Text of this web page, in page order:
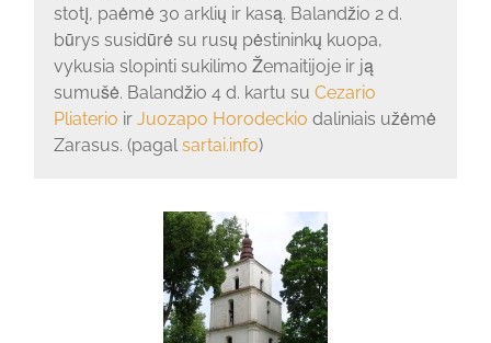
stotį, paėmė 30 arklių ir kasą. Balandžio 2 d.
būrys susidūrė su rusų pėstininkų kuopa,
vykusia slopinti sukilimo Žemaitijoje ir ją
sumušė. Balandžio 4 d. kartu su Cezario
Pliaterio ir Juozapo Horodeckio daliniais užėmė
Zarasus. (pagalsartai.info)